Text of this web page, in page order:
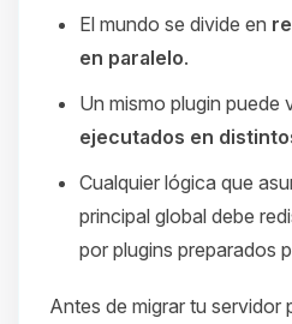
El mundo se divide en
en paralelo.
Un mismo plugin puede
ejecutados en
Cualquier lógica que
principal global debe
por plugins preparados
Antes de migrar tu servidor